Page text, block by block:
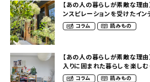
【あの人の暮らしが素敵な理由
ンスピレーションを受けたイン
（soramilovesgardenさん
コラム 読みもの
【あの人の暮らしが素敵な理
入りに囲まれた暮らしを楽しむ
コラム 読みもの